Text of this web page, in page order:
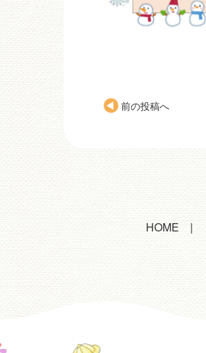
前の投稿へ
HOME